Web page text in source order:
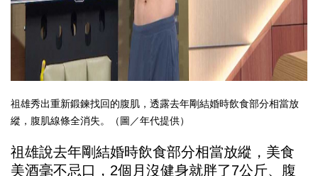
祖雄秀出重新鍛鍊找回的腹肌，透露去年剛結婚時飲食部分相當放
縱，腹肌線條全消失。（圖／年代提供）
祖雄說去年剛結婚時飲食部分相當放縱，美食
美酒毫不忌口，2個月沒健身就胖了7公斤、腹